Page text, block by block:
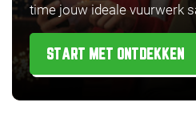
time jouw ideale vuurwerk
START MET ONTDEKKEN